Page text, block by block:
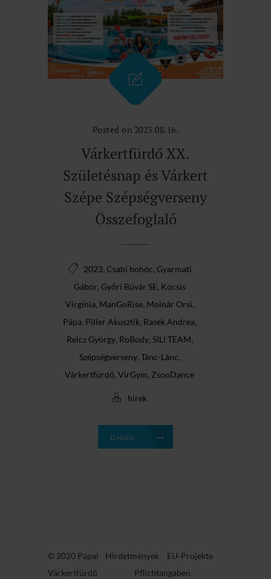
Posted on 2023.08.16.
Várkertfürdő XX.
Születésnap és Várkert
Szépe Szépségverseny
Összefoglaló
2023 Csabi bohóc Gyarmati
Gábor Győri Búvár SE, Kocsis
Virgínia ManGoRise, Molnár Orsi
Pápa Piller Akusztik, Rasek Andrea
Reicz György, RoBody, SILI TEAM
Szépségverseny, Tánc-Lánc
Várkertfürdő VirGym ZsooDance
hirek
Details
© 2020 Pápai
Várkertfürdő
Hirdetmények
EU-Projekte
Pflichtangaben